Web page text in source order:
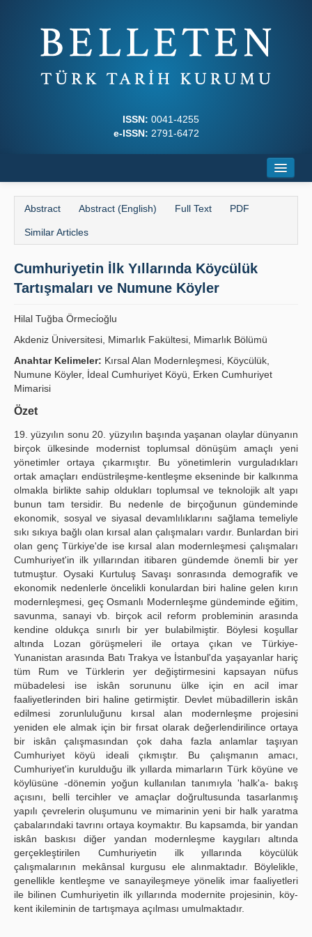
ISSN: 0041-4255
e-ISSN: 2791-6472
Journal Boards
Writing Rules
Guidelines
Contact Us
Abstract Abstract (English) Full Text PDF
Similar Articles
Cumhuriyetin İlk Yıllarında Köycülük
Tartışmaları ve Numune Köyler
Hilal Tuğba Örmeci̇oğlu
Akdeniz Üniversitesi, Mimarlık Fakültesi, Mimarlık Bölümü
Anahtar Kelimeler: Kırsal Alan Modernleşmesi, Köycülük,
Numune Köyler, İdeal Cumhuriyet Köyü, Erken Cumhuriyet
Mimarisi
Özet
19. yüzyılın sonu 20. yüzyılın başında yaşanan olaylar dünyanın
birçok ülkesinde modernist toplumsal dönüşüm amaçlı yeni
yönetimler ortaya çıkarmıştır. Bu yönetimlerin vurguladıkları
ortak amaçları endüstrileşme-kentleşme ekseninde bir kalkınma
olmakla birlikte sahip oldukları toplumsal ve teknolojik alt yapı
bunun tam tersidir. Bu nedenle de birçoğunun gündeminde
ekonomik, sosyal ve siyasal devamlılıklarını sağlama temeliyle
sıkı sıkıya bağlı olan kırsal alan çalışmaları vardır. Bunlardan biri
olan genç Türkiye'de ise kırsal alan modernleşmesi çalışmaları
Cumhuriyet'in ilk yıllarından itibaren gündemde önemli bir yer
tutmuştur. Oysaki Kurtuluş Savaşı sonrasında demografik ve
ekonomik nedenlerle öncelikli konulardan biri haline gelen kırın
modernleşmesi, geç Osmanlı Modernleşme gündeminde eğitim,
savunma, sanayi vb. birçok acil reform probleminin arasında
kendine oldukça sınırlı bir yer bulabilmiştir. Böylesi koşullar
altında Lozan görüşmeleri ile ortaya çıkan ve Türkiye-
Yunanistan arasında Batı Trakya ve İstanbul'da yaşayanlar hariç
tüm Rum ve Türklerin yer değiştirmesini kapsayan nüfus
mübadelesi ise iskân sorununu ülke için en acil imar
faaliyetlerinden biri haline getirmiştir. Devlet mübadillerin iskân
edilmesi zorunluluğunu kırsal alan modernleşme projesini
yeniden ele almak için bir fırsat olarak değerlendirilince ortaya
bir iskân çalışmasından çok daha fazla anlamlar taşıyan
Cumhuriyet köyü ideali çıkmıştır. Bu çalışmanın amacı,
Cumhuriyet'in kurulduğu ilk yıllarda mimarların Türk köyüne ve
köylüsüne -dönemin yoğun kullanılan tanımıyla 'halk'a- bakış
açısını, belli tercihler ve amaçlar doğrultusunda tasarlanmış
yapılı çevrelerin oluşumunu ve mimarinin yeni bir halk yaratma
çabalarındaki tavrını ortaya koymaktır. Bu kapsamda, bir yandan
iskân baskısı diğer yandan modernleşme kaygıları altında
gerçekleştirilen Cumhuriyetin ilk yıllarında köycülük
çalışmalarının mekânsal kurgusu ele alınmaktadır. Böylelikle,
genellikle kentleşme ve sanayileşmeye yönelik imar faaliyetleri
ile bilinen Cumhuriyetin ilk yıllarında modernite projesinin, köy-
kent ikileminin de tartışmaya açılması umulmaktadır.